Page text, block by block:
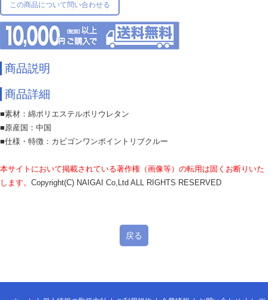
この商品について問い合わせる
商品説明
商品詳細
■素材：綿ポリエステルポリウレタン
■原産国：中国
■仕様・特徴：カビゴンワンポイントリブクルー
本サイトにおいて掲載されている著作権（画像等）の転用は固くお断りいた
します。 Copyright(C) NAIGAI Co,Ltd ALL RIGHTS RESERVED
戻る